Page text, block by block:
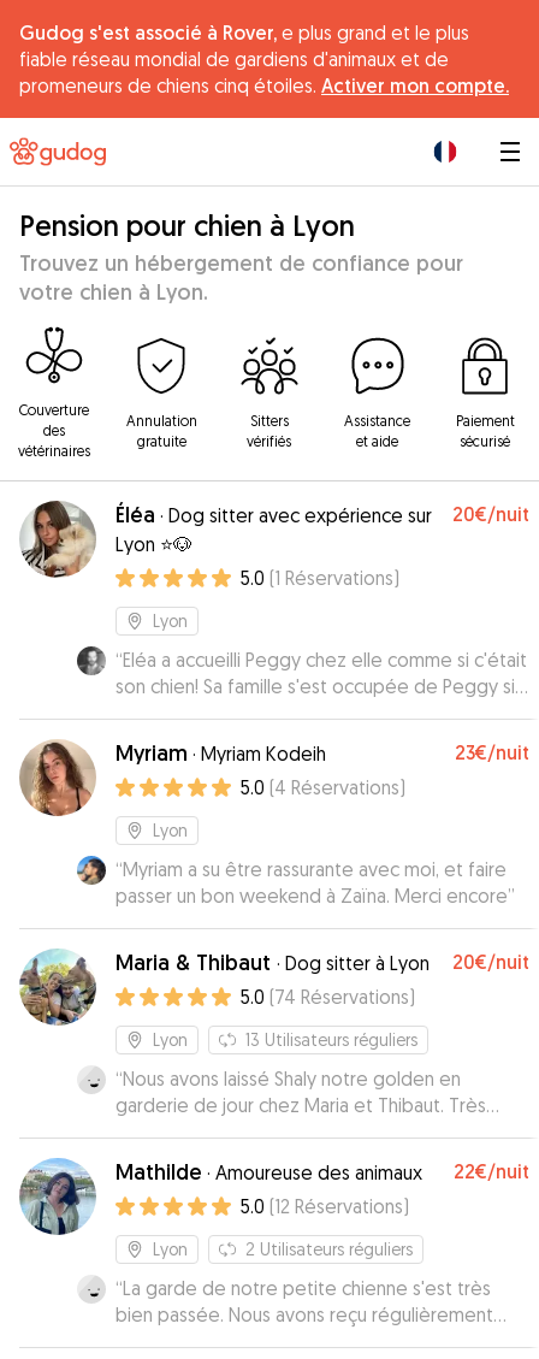
Gudog s'est associé à Rover, e plus grand et le plus
fiable réseau mondial de gardiens d'animaux et de
promeneurs de chiens cinq étoiles. Activer mon compte.
Pension pour chien à Lyon
Trouvez un hébergement de confiance pour
votre chien à Lyon.
Couverture
des
vétérinaires
Annulation
gratuite
Sitters
vérifiés
Assistance
et aide
Paiement
sécurisé
Éléa · Dog sitter avec expérience sur
Lyon ⭐️🐶
20€/nuit
5.0 (1 Réservations)
Lyon
“Eléa a accueilli Peggy chez elle comme si c'était
son chien! Sa famille s'est occupée de Peggy si
bien qu'à la fin des 4 jours elle ne voulait plus
repartir! Je n'hésiterai pas une seconde à lui
reconfier Peggy une prochaine fois.
Myriam · Myriam Kodeih 23€/nuit
5.0 (4 Réservations)
Lyon
“Myriam a su être rassurante avec moi, et faire
passer un bon weekend à Zaïna. Merci encore”
Maria & Thibaut · Dog sitter à Lyon 20€/nuit
5.0 (74 Réservations)
Lyon 13 Utilisateurs réguliers
“Nous avons laissé Shaly notre golden en
garderie de jour chez Maria et Thibaut. Très
bonne communication. Nous avons revu Maria le
lendemain et Shaly était très heureuse de la
revoir. Je recommande”
Mathilde · Amoureuse des animaux 22€/nuit
5.0 (12 Réservations)
Lyon 2 Utilisateurs réguliers
“La garde de notre petite chienne s'est très
bien passée. Nous avons reçu régulièrement
des nouvelles de notre chienne. Nous